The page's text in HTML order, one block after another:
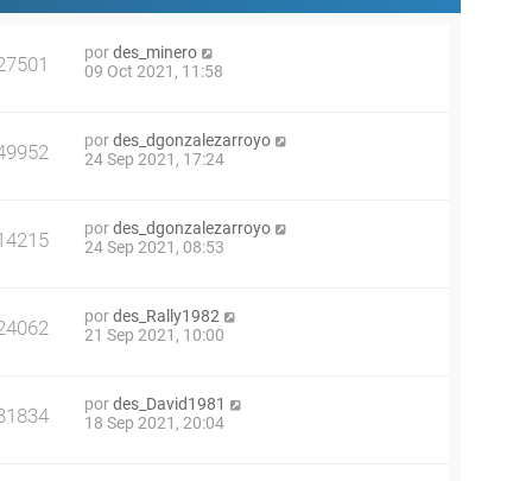
pordes_minero
09 Oct 2021, 11:58
pordes_dgonzalezarroyo
24 Sep 2021, 17:24
pordes_dgonzalezarroyo
24 Sep 2021, 08:53
pordes_Rally1982
21 Sep 2021, 10:00
pordes_David1981
18 Sep 2021, 20:04